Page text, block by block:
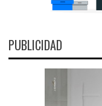
PUBLICIDAD